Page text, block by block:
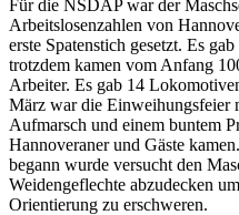
Für die NSDAP war der
Arbeitslosenzahlen von
erste Spatenstich gesetzt. Es
trotzdem kamen vom Anfang
Arbeiter. Es gab 14
März war die Einweihungsfeier
Aufmarsch und einem buntem
Hannoveraner und Gäste
begann wurde versucht den
Weidengeflechte abzudecken
Orientierung zu erschweren.